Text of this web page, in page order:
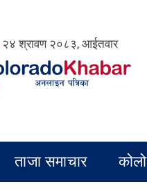
२४ श्रावण २०८३, आईतवार
ताजा समाचार